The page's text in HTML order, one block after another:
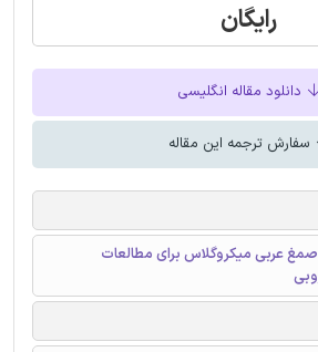
رایگان
دانلود مقاله انگلیسی
سفارش ترجمه این مقاله
صمغ عربی میکروگلاس برای مطالعات